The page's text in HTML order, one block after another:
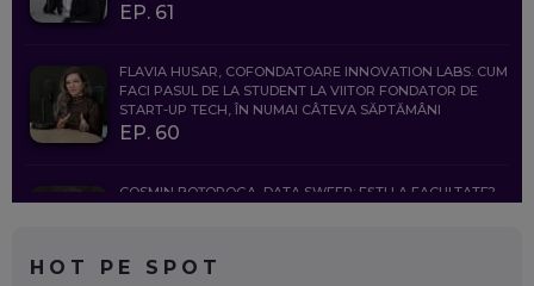
EP. 61
FLAVIA HUSAR, COFONDATOARE INNOVATION LABS: CUM
FACI PASUL DE LA STUDENT LA VIITOR FONDATOR DE
START-UP TECH, ÎN NUMAI CÂTEVA SĂPTĂMÂNI
EP. 60
COSMIN BOȚOROGA, DATA SWEEP: EȘTI LA FACULTATE?
HOT PE SPOT